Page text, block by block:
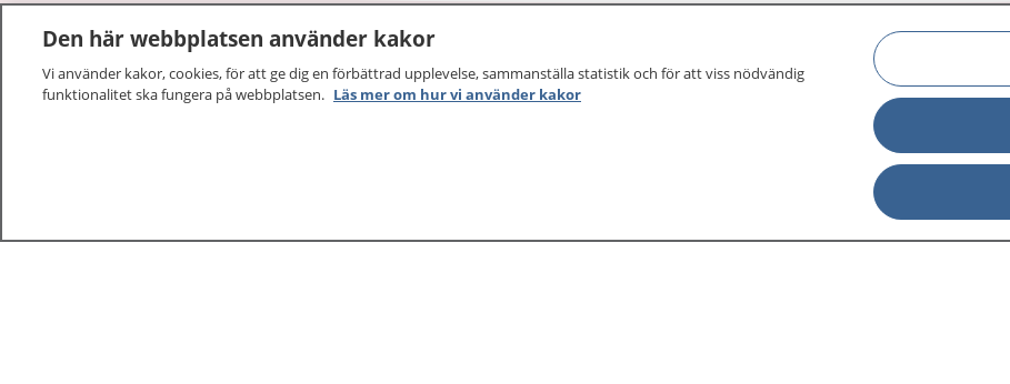
1177 –tryggt om din hälsa och vård
1177 ger dig råd när du vill må bättre.
Other languages
Lättläst svenska
Den här webbplatsen använder kakor
Vi använder kakor, cookies, för att ge dig en förbättrad upplevelse, sammanställa statistik och för att viss nödvändig
funktionalitet ska fungera på webbplatsen. Läs mer om hur vi använder kakor